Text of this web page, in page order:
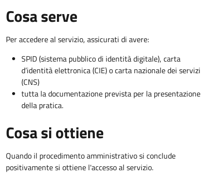
Cosa serve
Per accedere al servizio, assicurati di avere:
SPID (sistema pubblico di identità digitale), carta
d’identità elettronica (CIE) o carta nazionale dei servizi
(CNS)
tutta la documentazione prevista per la presentazione
della pratica.
Cosa si ottiene
Quando il procedimento amministrativo si conclude
positivamente si ottiene l'accesso al servizio.